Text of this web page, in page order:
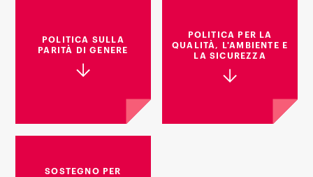
POLITICA SULLA
PARITÀ DI GENERE
POLITICA PER LA
QUALITÀ, L'AMBIENTE E
LA SICUREZZA
SOSTEGNO PER